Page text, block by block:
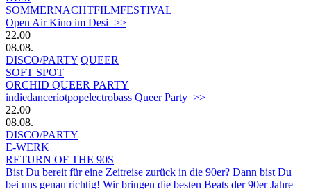
SOMMERNACHTFILMFESTIVAL
Open Air Kino im Desi >>
22.00
08.08.
DISCO/PARTY QUEER
SOFT SPOT
ORCHID QUEER PARTY
indiedanceriotpopelectrobass Queer Party >>
22.00
08.08.
DISCO/PARTY
E-WERK
RETURN OF THE 90S
Bist Du bereit für eine Zeitreise zurück in die 90er? Dann bist Du
bei uns genau richtig! Wir bringen die besten Beats der 90er Jahre